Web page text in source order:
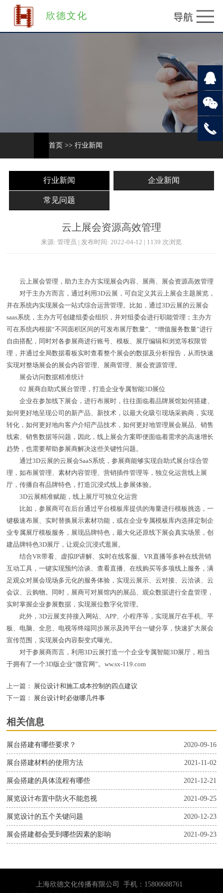
欣德文化
首页 >> 行业新闻
行业新闻 企业新闻
常见问题
云上展会资源高效管理
来源: 管理员 | 发布时间: 2022-04-12 | 1139 次浏览
云上展会管理，助力主办方实现展会内容、展商、展会资源高效管理
对于主办方而言，通过利用3D云展，可自定义其云上展会主题展览，
并在系统内实现展会一站式综合运营管理。比如，通过3D云展的云展会
saas系统，主办方可创建组委会组织，并对组委会进行职能管理；主办方
可在系统内根据“不同面积区间的可发布展厅数量”、“增值服务数量”进行
自由搭配，同时对各参展商进行账号、模板、展厅编辑和浏览等权限管
理，并通过全局数据看板实时查看整个展会的数据及分析报告，从而快速
实现对整场展会的展会内容管理、展商管理、展会资源管理。
展会访问数据精准统计
02 展商自助式展台管理，打造企业专属智能3D展位
企业在参加线下展会，进行布展时，往往面临着品牌展馆如何搭建、
如何更好地呈现公司的新产品、新技术，以最大化吸引现场采购商，实现
转化，如何更好地向客户介绍产品技术，如何更好地管理展会展品、销售
线索、销售数据等问题，因此，线上展会方案即便面临着需求的高速增长
趋势，也需要帮助参展商解决这些关键性问题。
通过3D云展的云展会SaaS系统，参展商能够实现自助式展台综合管
理，如布展管理、素材内容管理、营销插件管理等，独立化运营线上展
厅，传播自有品牌特色，打造沉浸式线上参展体验。
3D云展精准赋能，线上展厅可独立化运营
比如，参展商可在后台通过平台模板库提供的海量进行模板挑选，一
键极速布展、实时替换展示素材功能，或在企业专属模板库内选择定制企
业专属展厅模板服务，展现品牌特色，最大化还原线下展会真实场景，创
建品牌特色3D展厅，让观众沉浸式逛展。
结合VR带看、虚拟IP讲解、实时在线客服、VR直播等多种在线营销
互动工具，一键实现预约洽谈、查看直播、在线购买等多项线上服务，满
足观众对展会现场多元化的服务体验，实现云展示、云对接、云洽谈、云
会议、云购物。同时，展商可对展馆内的展品、观众数据进行全盘管理，
实时掌握企业参展数据，实现展位数字化管理。
此外，3D云展支持接入网站、APP、小程序等，实现展厅在手机、平
板、电脑、全息、电视等终端同步展示及跨平台一键分享，快速扩大展会
宣传范围，实现展会内容裂变式曝光。
对于参展商而言，利用3D云展打造一个企业专属智能3D展厅，相当
于拥有了一个3D版企业“微官网”。ww.sx-119.com
上一篇：
展位设计和施工成本控制的四点建议
下一篇：
展台设计时必做哪几件事
相关信息
2020-09-16
展台搭建有哪些要求？
2021-11-02
展台搭建材料的使用方法
2021-12-21
展会搭建的具体流程有哪些
2021-09-25
展览设计布置中防火不能忽视
2020-12-23
展览设计的五个关键问题
2021-09-23
展会搭建都会受到哪些因素的影响
上海欣德文化传播有限公司 手机：15800688761